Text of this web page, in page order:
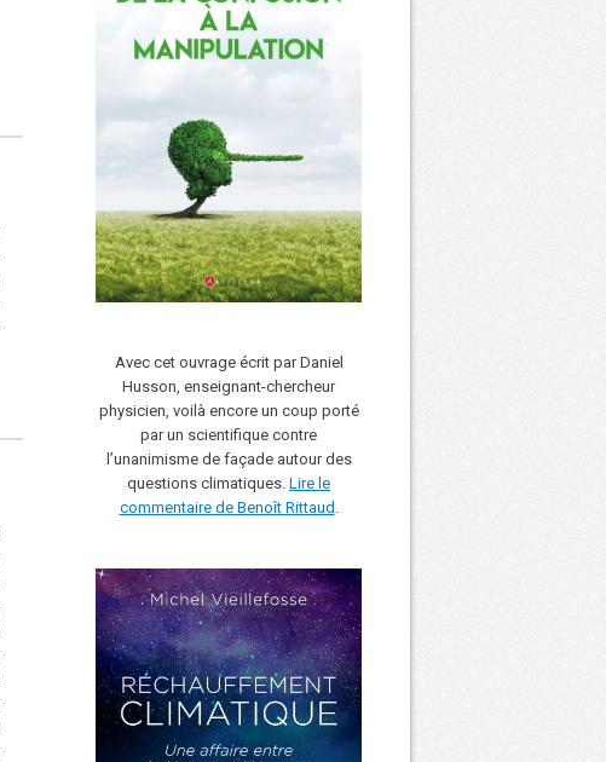
Avec cet ouvrage écrit par Daniel
Husson, enseignant-chercheur
physicien, voilà encore un coup porté
par un scientifique contre
l’unanimisme de façade autour des
questions climatiques. Lire le
commentaire de Benoît Rittaud